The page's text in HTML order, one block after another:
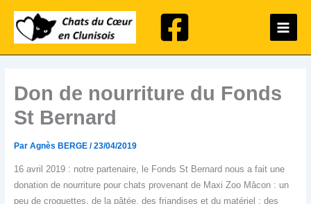
contenu
Main
Menu
Don de nourriture du Fonds
St Bernard
Par Agnès BERGE /23/04/2019
16 avril 2019 : notre partenaire, le Fonds St Bernard nous a fait une
donation de nourriture pour chats provenant de Maxi Zoo Mâcon : un
peu de croquettes, de la pâtée, des friandises et du matériel : des